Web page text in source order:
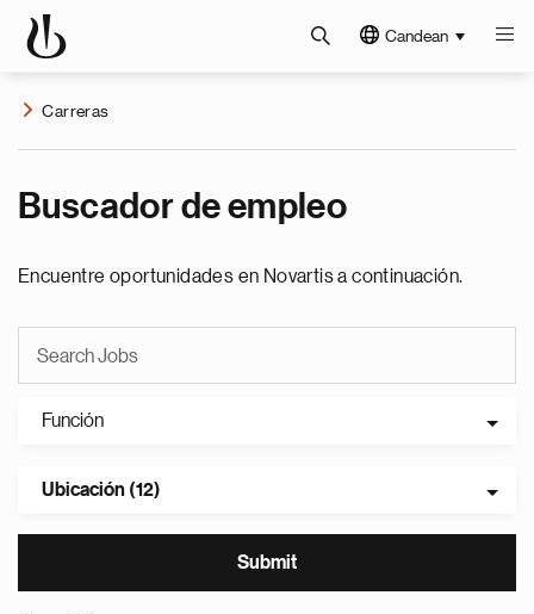
Candean
Carreras
Buscador de empleo
Encuentre oportunidades en Novartis a continuación.
Función
Ubicación (12)